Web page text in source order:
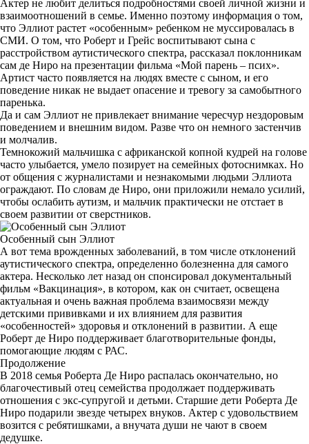
Актер не любит делиться подробностями своей личной жизни и
взаимоотношений в семье. Именно поэтому информация о том,
что Эллиот растет «особенным» ребенком не муссировалась в
СМИ. О том, что Роберт и Грейс воспитывают сына с
расстройством аутистического спектра, рассказал поклонникам
сам де Ниро на презентации фильма «Мой парень – псих».
Артист часто появляется на людях вместе с сыном, и его
поведение никак не выдает опасение и тревогу за самобытного
паренька.
Да и сам Эллиот не привлекает внимание чересчур нездоровым
поведением и внешним видом. Разве что он немного застенчив
и молчалив.
Темнокожий мальчишка с африканской копной кудрей на голове
часто улыбается, умело позирует на семейных фотоснимках. Но
от общения с журналистами и незнакомыми людьми Эллиота
ограждают. По словам де Ниро, они приложили немало усилий,
чтобы ослабить аутизм, и мальчик практически не отстает в
своем развитии от сверстников.
Особенный сын Эллиот
А вот тема врожденных заболеваний, в том числе отклонений
аутистического спектра, определенно болезненна для самого
актера. Несколько лет назад он спонсировал документальный
фильм «Вакцинация», в котором, как он считает, освещена
актуальная и очень важная проблема взаимосвязи между
детскими прививками и их влиянием для развития
«особенностей» здоровья и отклонений в развитии. А еще
Роберт де Ниро поддерживает благотворительные фонды,
помогающие людям с РАС.
Продолжение
В 2018 семья Роберта Де Ниро распалась окончательно, но
благочестивый отец семейства продолжает поддерживать
отношения с экс-супругой и детьми. Старшие дети Роберта Де
Ниро подарили звезде четырех внуков. Актер с удовольствием
возится с ребятишками, а внучата души не чают в своем
дедушке.